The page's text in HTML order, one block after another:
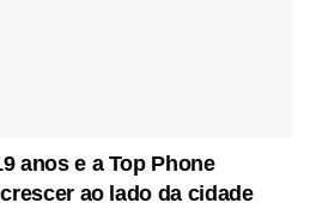
anos e a Top Phone
ao lado da cidade